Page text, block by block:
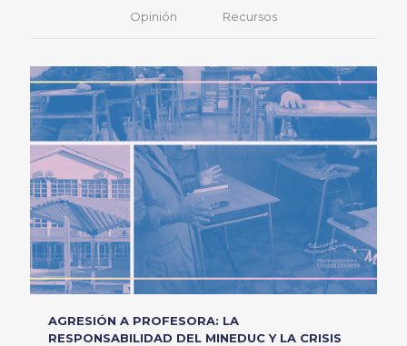
Opinión Recursos
AGRESIÓN A PROFESORA: LA
RESPONSABILIDAD DEL MINEDUC Y LA CRISIS